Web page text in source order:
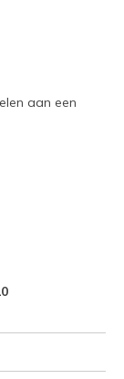
aan een